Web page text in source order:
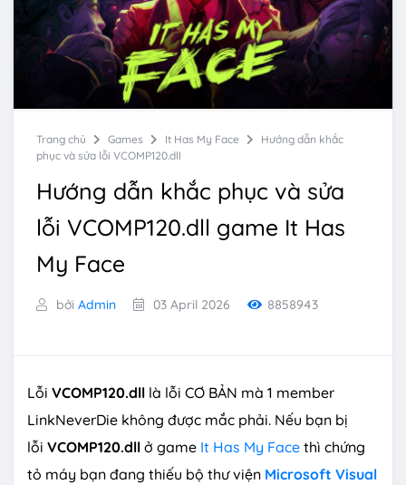
Trang chủ Games It Has My Face
Hướng dẫn khắc
phục và sửa lỗi VCOMP120.dll
Hướng dẫn khắc phục và sửa
lỗi VCOMP120.dll game It Has
My Face
bởi Admin 03 April 2026 8858943
Lỗi VCOMP120.dll là lỗi CƠ BẢN mà 1 member
LinkNeverDie không được mắc phải. Nếu bạn bị
lỗi VCOMP120.dll ở game It Has My Face thì chứng
tỏ máy bạn đang thiếu bộ thư viện Microsoft Visual